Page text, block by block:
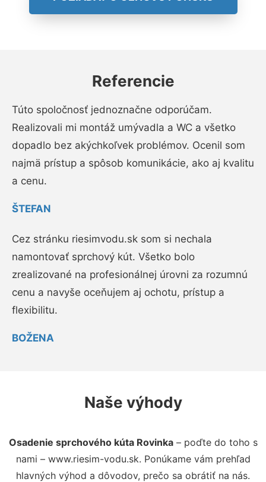
Referencie
Túto spoločnosť jednoznačne odporúčam.
Realizovali mi montáž umývadla a WC a všetko
dopadlo bez akýchkoľvek problémov. Ocenil som
najmä prístup a spôsob komunikácie, ako aj kvalitu
a cenu.
ŠTEFAN
Cez stránku riesimvodu.sk som si nechala
namontovať sprchový kút. Všetko bolo
zrealizované na profesionálnej úrovni za rozumnú
cenu a navyše oceňujem aj ochotu, prístup a
flexibilitu.
BOŽENA
Naše výhody
Osadenie sprchového kúta Rovinka– poďte do toho s
nami – www.riesim-vodu.sk. Ponúkame vám prehľad
hlavných výhod a dôvodov, prečo sa obrátiť na nás.